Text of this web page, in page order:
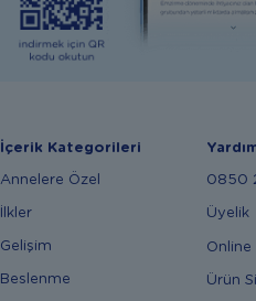
İçerik Kategorileri
Annelere Özel
İlkler
Gelişim
Beslenme
0850
Üyelik
Online
Ürün